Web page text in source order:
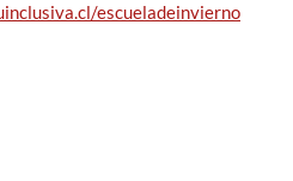
escueladeinvierno